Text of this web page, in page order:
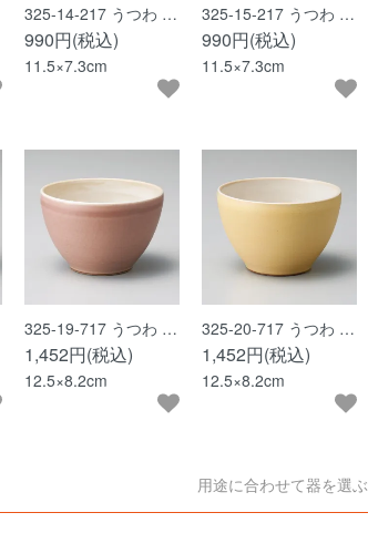
325-14-217 うつわ …
990円(税込)
11.5×7.3cm
325-15-217 うつわ …
990円(税込)
11.5×7.3cm
325-19-717 うつわ …
1,452円(税込)
12.5×8.2cm
325-20-717 うつわ …
1,452円(税込)
12.5×8.2cm
用途に合わせて器を選ぶ